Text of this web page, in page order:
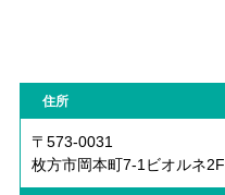
住所
〒573-0031
枚方市岡本町7-1ビオルネ2F